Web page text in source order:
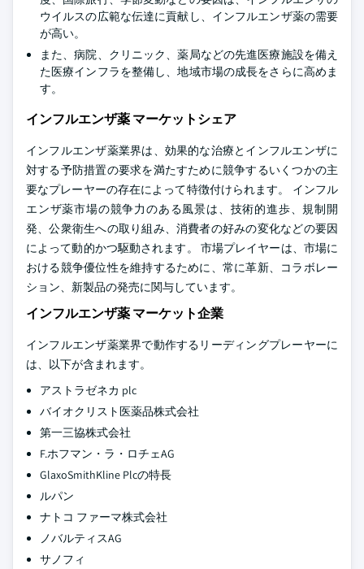
ウイルスの広範な伝達に貢献し、インフルエンザ薬の需要
が高い。
また、病院、クリニック、薬局などの先進医療施設を備え
た医療インフラを整備し、地域市場の成長をさらに高めま
す。
インフルエンザ薬 マーケットシェア
インフルエンザ薬業界は、効果的な治療とインフルエンザに
対する予防措置の要求を満たすために競争するいくつかの主
要なプレーヤーの存在によって特徴付けられます。 インフル
エンザ薬市場の競争力のある風景は、技術的進歩、規制開
発、公衆衛生への取り組み、消費者の好みの変化などの要因
によって動的かつ駆動されます。 市場プレイヤーは、市場に
おける競争優位性を維持するために、常に革新、コラボレー
ション、新製品の発売に関与しています。
インフルエンザ薬 マーケット企業
インフルエンザ薬業界で動作するリーディングプレーヤーに
は、以下が含まれます。
アストラゼネカ plc
バイオクリスト医薬品株式会社
第一三協株式会社
F.ホフマン・ラ・ロチェAG
GlaxoSmithKline Plcの特長
ルパン
ナトコ ファーマ株式会社
ノバルティスAG
サノフィ